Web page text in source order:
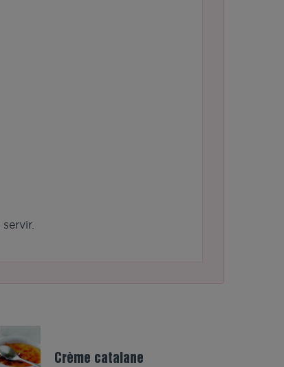
Crème catalane